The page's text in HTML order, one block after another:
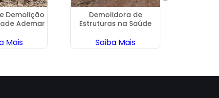
Demolição
Ademar
Mais
Demolidora de
Estruturas na Saúde
Saiba Mais